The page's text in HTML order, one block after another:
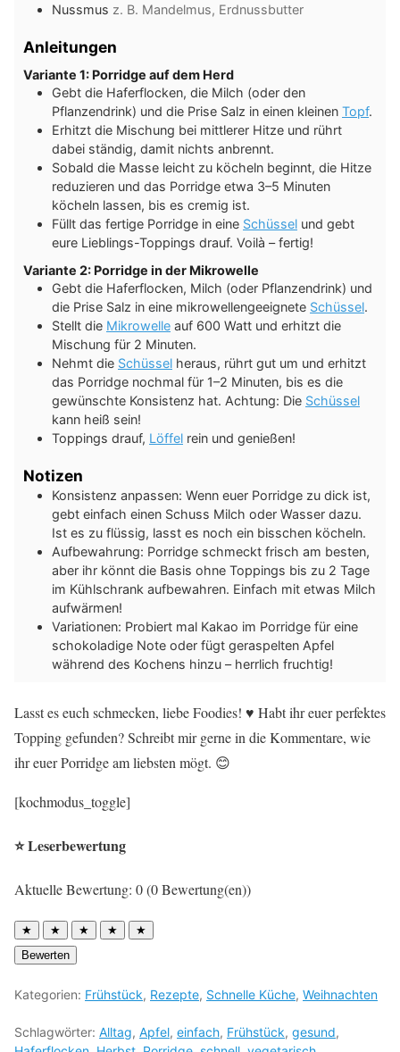
Nussmus z. B. Mandelmus, Erdnussbutter
Anleitungen
Variante 1: Porridge auf dem Herd
Gebt die Haferflocken, die Milch (oder den
Pflanzendrink) und die Prise Salz in einen kleinen Topf.
Erhitzt die Mischung bei mittlerer Hitze und rührt
dabei ständig, damit nichts anbrennt.
Sobald die Masse leicht zu köcheln beginnt, die Hitze
reduzieren und das Porridge etwa 3–5 Minuten
köcheln lassen, bis es cremig ist.
Füllt das fertige Porridge in eine Schüssel und gebt
eure Lieblings-Toppings drauf. Voilà – fertig!
Variante 2: Porridge in der Mikrowelle
Gebt die Haferflocken, Milch (oder Pflanzendrink) und
die Prise Salz in eine mikrowellengeeignete Schüssel.
Stellt die Mikrowelle auf 600 Watt und erhitzt die
Mischung für 2 Minuten.
Nehmt die Schüssel heraus, rührt gut um und erhitzt
das Porridge nochmal für 1–2 Minuten, bis es die
gewünschte Konsistenz hat. Achtung: Die Schüssel
kann heiß sein!
Toppings drauf, Löffel rein und genießen!
Notizen
Konsistenz anpassen: Wenn euer Porridge zu dick ist,
gebt einfach einen Schuss Milch oder Wasser dazu.
Ist es zu flüssig, lasst es noch ein bisschen köcheln.
Aufbewahrung: Porridge schmeckt frisch am besten,
aber ihr könnt die Basis ohne Toppings bis zu 2 Tage
im Kühlschrank aufbewahren. Einfach mit etwas Milch
aufwärmen!
Variationen: Probiert mal Kakao im Porridge für eine
schokoladige Note oder fügt geraspelten Apfel
während des Kochens hinzu – herrlich fruchtig!
Lasst es euch schmecken, liebe Foodies! ♥︎ Habt ihr euer perfektes
Topping gefunden? Schreibt mir gerne in die Kommentare, wie
ihr euer Porridge am liebsten mögt. 😊
[kochmodus_toggle]
⭐ Leserbewertung
Aktuelle Bewertung: 0 (0 Bewertung(en))
★ ★ ★ ★
★
Bewerten
Kategorien: Frühstück, Rezepte, Schnelle Küche, Weihnachten
Schlagwörter: Alltag, Apfel, einfach, Frühstück, gesund,